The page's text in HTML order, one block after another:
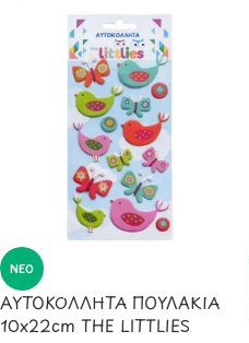
ΝΈΟ
ΑΥΤΟΚΟΛΛΗΤΑ ΠΟΥΛΑΚΙΑ
10x22cm THE LITTLIES